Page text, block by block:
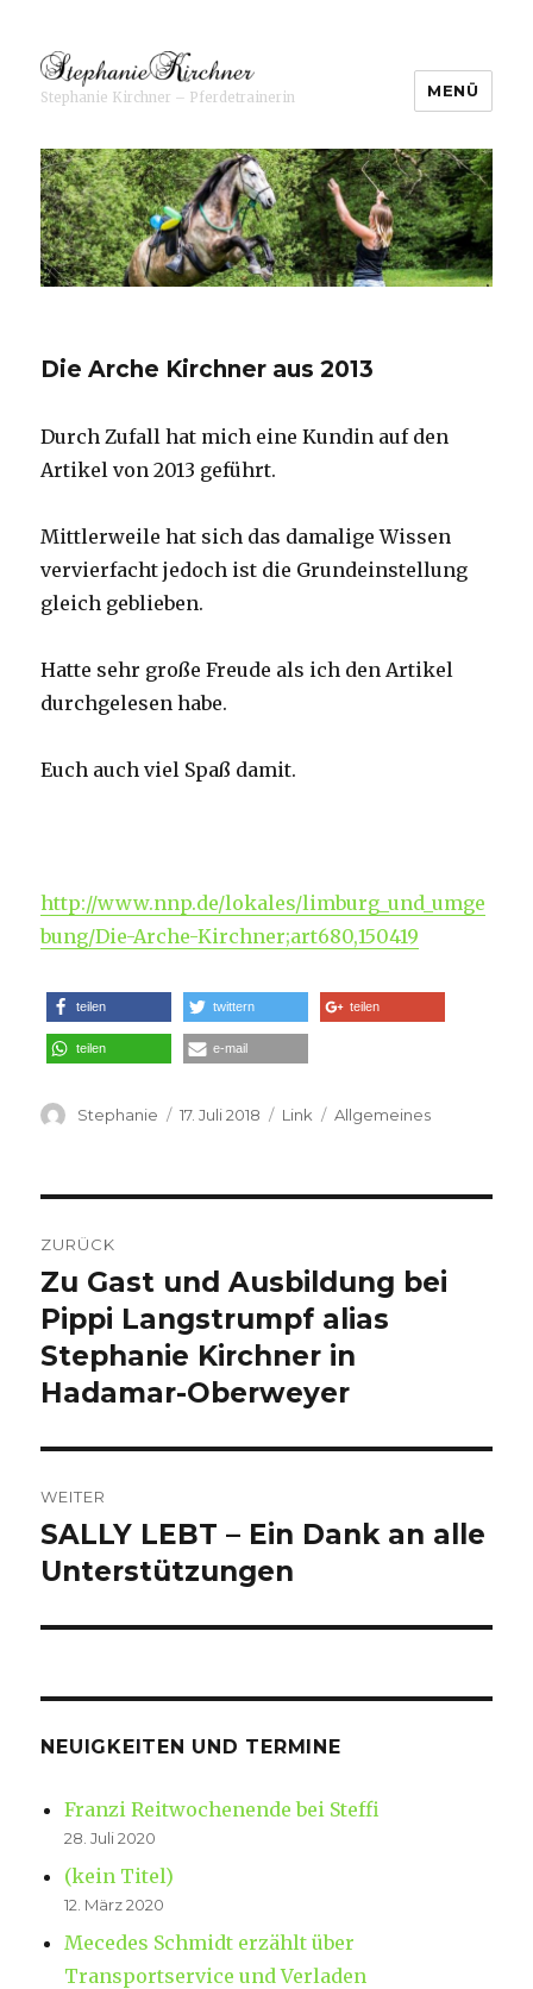
Pferdetrainerin
Stephanie Kirchner – Pferdetrainerin MENÜ
Die Arche Kirchner aus 2013
Durch Zufall hat mich eine Kundin auf den
Artikel von 2013 geführt.
Mittlerweile hat sich das damalige Wissen
vervierfacht jedoch ist die Grundeinstellung
gleich geblieben.
Hatte sehr große Freude als ich den Artikel
durchgelesen habe.
Euch auch viel Spaß damit.
http://www.nnp.de/lokales/limburg_und_umge
bung/Die-Arche-Kirchner;art680,150419
teilen twittern teilen
teilen e-mail
Autor
Stephanie
Veröffentlicht
17. Juli 2018 Format
Link Kategorien
Allgemeines
Navigation
ZURÜCK
Vorheriger
Beitrag:
Zu Gast und Ausbildung bei
Pippi Langstrumpf alias
Stephanie Kirchner in
Hadamar-Oberweyer
WEITER
Nächster
Beitrag:
SALLY LEBT – Ein Dank an alle
Unterstützungen
NEUIGKEITEN UND TERMINE
Franzi Reitwochenende bei Steffi
28. Juli 2020
(kein Titel)
12. März 2020
Mecedes Schmidt erzählt über
Transportservice und Verladen